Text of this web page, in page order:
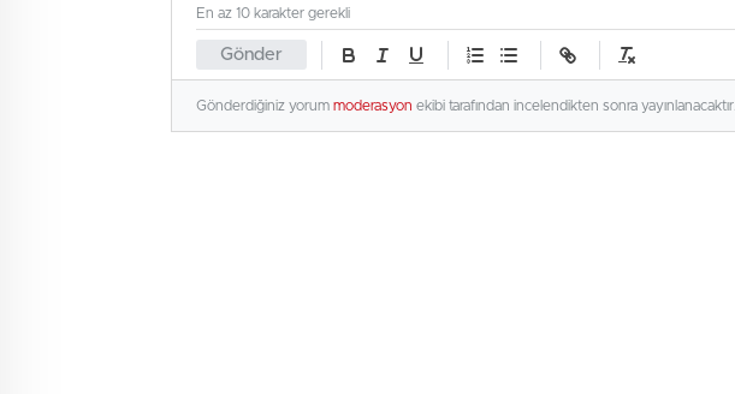
Gönder
En az 10 karakter gerekli
Gönderdiğiniz yorum moderasyon ekibi tarafından incelendikten sonra yayınlanacaktır.